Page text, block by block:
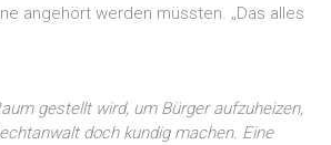
angehört werden müssten. „Das alles
gestellt wird, um Bürger aufzuheizen,
doch kundig machen. Eine